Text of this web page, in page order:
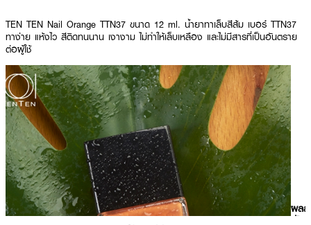
TEN TEN Nail Orange TTN37 ขนาด 12 ml. น้ำยาทาเล็บสีส้ม เบอร์ TTN37
ทาง่าย แห้งไว สีติดทนนาน เงางาม ไม่ทำให้เล็บเหลือง และไม่มีสารที่เป็นอันตราย
ต่อผู้ใช้
ผลลั